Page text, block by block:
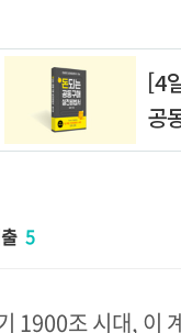
5
1900조 시대, 이